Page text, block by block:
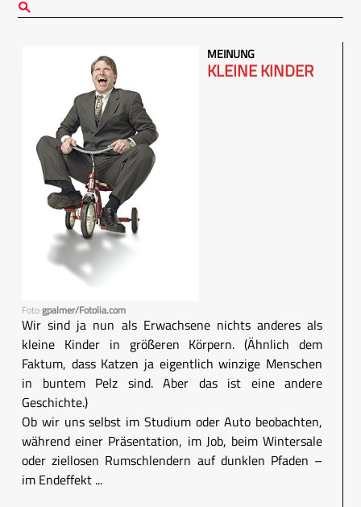
Fotogpalmer/Fotolia.com
MEINUNG
KLEINE KINDER
Wir sind ja nun als Erwachsene nichts anderes als
kleine Kinder in größeren Körpern. (Ähnlich dem
Faktum, dass Katzen ja eigentlich winzige Menschen
in buntem Pelz sind. Aber das ist eine andere
Geschichte.)
Ob wir uns selbst im Studium oder Auto beobachten,
während einer Präsentation, im Job, beim Wintersale
oder ziellosen Rumschlendern auf dunklen Pfaden –
im Endeffekt ...